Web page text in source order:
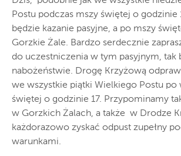
Postu podczas mszy świętej o godzinie
będzie kazanie pasyjne, a po mszy
Gorzkie Żale. Bardzo serdecznie
do uczestniczenia w tym pasyjnym, tak
nabożeństwie. Drogę Krzyżową
we wszystkie piątki Wielkiego Postu
świętej o godzinie 17. Przypominamy
w Gorzkich Żalach, a także w Drodze
każdorazowo zyskać odpust zupełny
warunkami.